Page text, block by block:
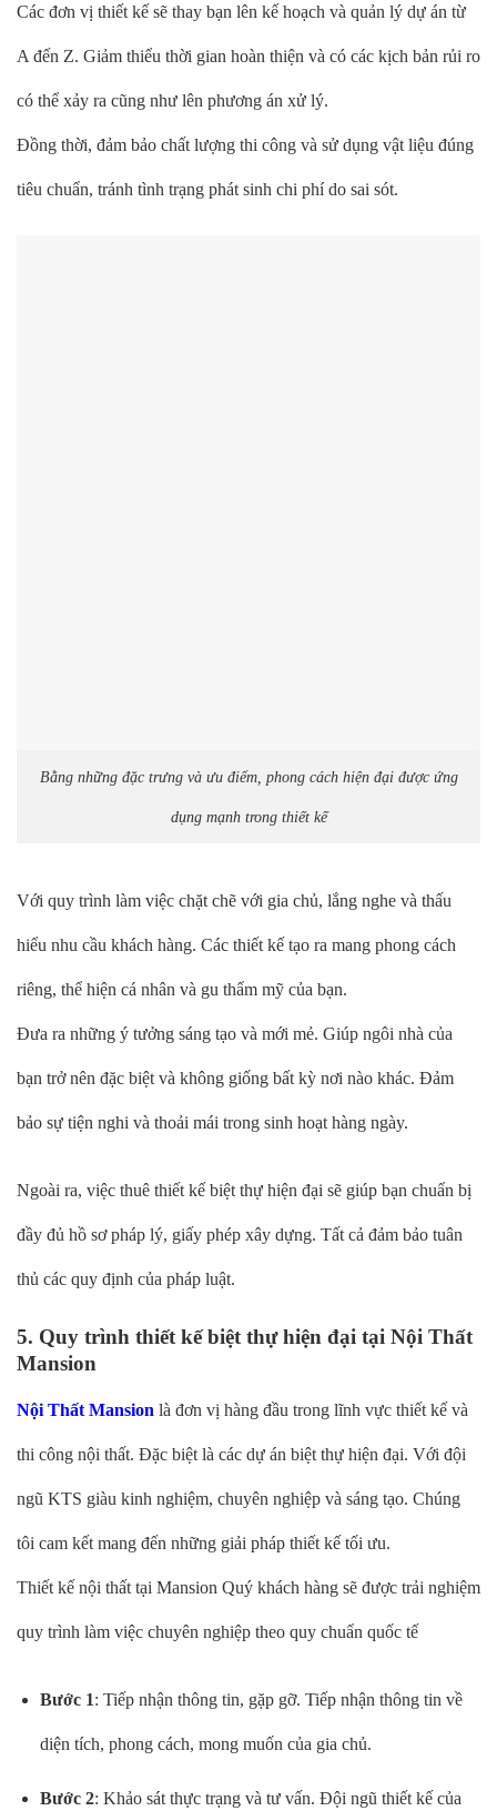
Các đơn vị thiết kế sẽ thay bạn lên kế hoạch và quản lý dự án từ
A đến Z. Giảm thiểu thời gian hoàn thiện và có các kịch bản rủi ro
có thể xảy ra cũng như lên phương án xử lý.
Đồng thời, đảm bảo chất lượng thi công và sử dụng vật liệu đúng
tiêu chuẩn, tránh tình trạng phát sinh chi phí do sai sót.
Bằng những đặc trưng và ưu điểm, phong cách hiện đại được ứng
dụng mạnh trong thiết kế
Với quy trình làm việc chặt chẽ với gia chủ, lắng nghe và thấu
hiểu nhu cầu khách hàng. Các thiết kế tạo ra mang phong cách
riêng, thể hiện cá nhân và gu thẩm mỹ của bạn.
Đưa ra những ý tưởng sáng tạo và mới mẻ. Giúp ngôi nhà của
bạn trở nên đặc biệt và không giống bất kỳ nơi nào khác. Đảm
bảo sự tiện nghi và thoải mái trong sinh hoạt hàng ngày.
Ngoài ra, việc thuê thiết kế biệt thự hiện đại sẽ giúp bạn chuẩn bị
đầy đủ hồ sơ pháp lý, giấy phép xây dựng. Tất cả đảm bảo tuân
thủ các quy định của pháp luật.
5. Quy trình thiết kế biệt thự hiện đại tại Nội Thất
Mansion
Nội Thất Mansion là đơn vị hàng đầu trong lĩnh vực thiết kế và
thi công nội thất. Đặc biệt là các dự án biệt thự hiện đại. Với đội
ngũ KTS giàu kinh nghiệm, chuyên nghiệp và sáng tạo. Chúng
tôi cam kết mang đến những giải pháp thiết kế tối ưu.
Thiết kế nội thất tại Mansion Quý khách hàng sẽ được trải nghiệm
quy trình làm việc chuyên nghiệp theo quy chuẩn quốc tế
Bước 1: Tiếp nhận thông tin, gặp gỡ. Tiếp nhận thông tin về
diện tích, phong cách, mong muốn của gia chủ.
Bước 2: Khảo sát thực trạng và tư vấn. Đội ngũ thiết kế của